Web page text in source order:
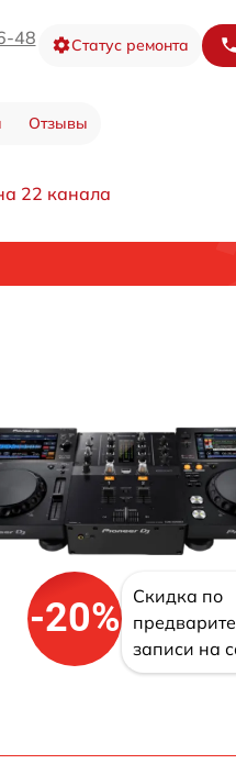
48 Статус ремонта
Отзывы
22 канала
-20%
Скидка по
записи на